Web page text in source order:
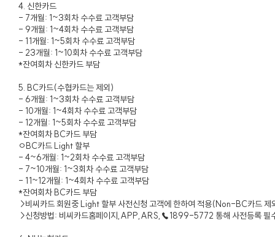
4. 신한카드
- 7개월: 1~3회차 수수료 고객부담
- 9개월: 1~4회차 수수료 고객부담
- 11개월: 1~5회차 수수료 고객부담
- 23개월: 1~10회차 수수료 고객부담
*잔여회차 신한카드 부담
5. BC카드(수협카드는 제외)
- 6개월: 1~3회차 수수료 고객부담
- 10개월: 1~4회차 수수료 고객부담
- 12개월: 1~5회차 수수료 고객부담
*잔여회차 BC카드 부담
ㅇBC카드 Light 할부
- 4~6개월: 1~2회차 수수료 고객부담
- 7~10개월: 1~3회차 수수료 고객부담
- 11~12개월: 1~4회차 수수료 고객부담
*잔여회차 BC카드 부담
>비씨카드 회원중 Light 할부 사전신청 고객에 한하여 적용(Non-BC카드 제
>신청방법: 비씨카드홈페이지,APP,ARS,☎1899-5772 통해 사전등록 필